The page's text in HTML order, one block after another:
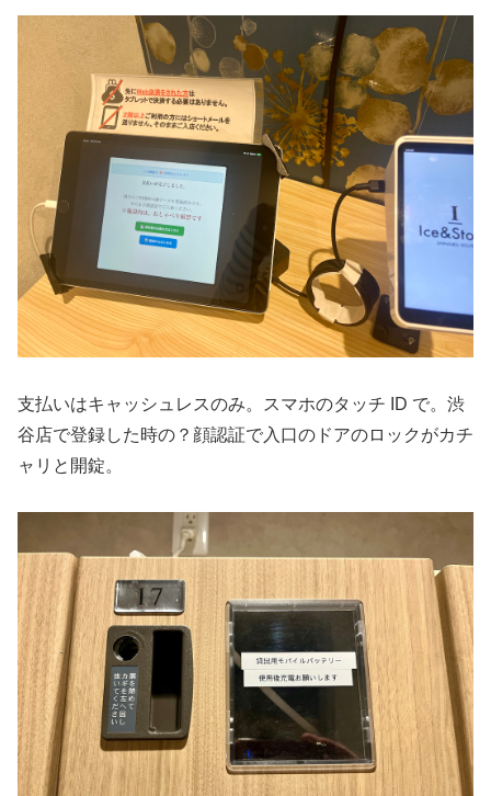
支払いはキャッシュレスのみ。スマホのタッチ ID で。渋
谷店で登録した時の？顔認証で入口のドアのロックがカチ
ャリと開錠。